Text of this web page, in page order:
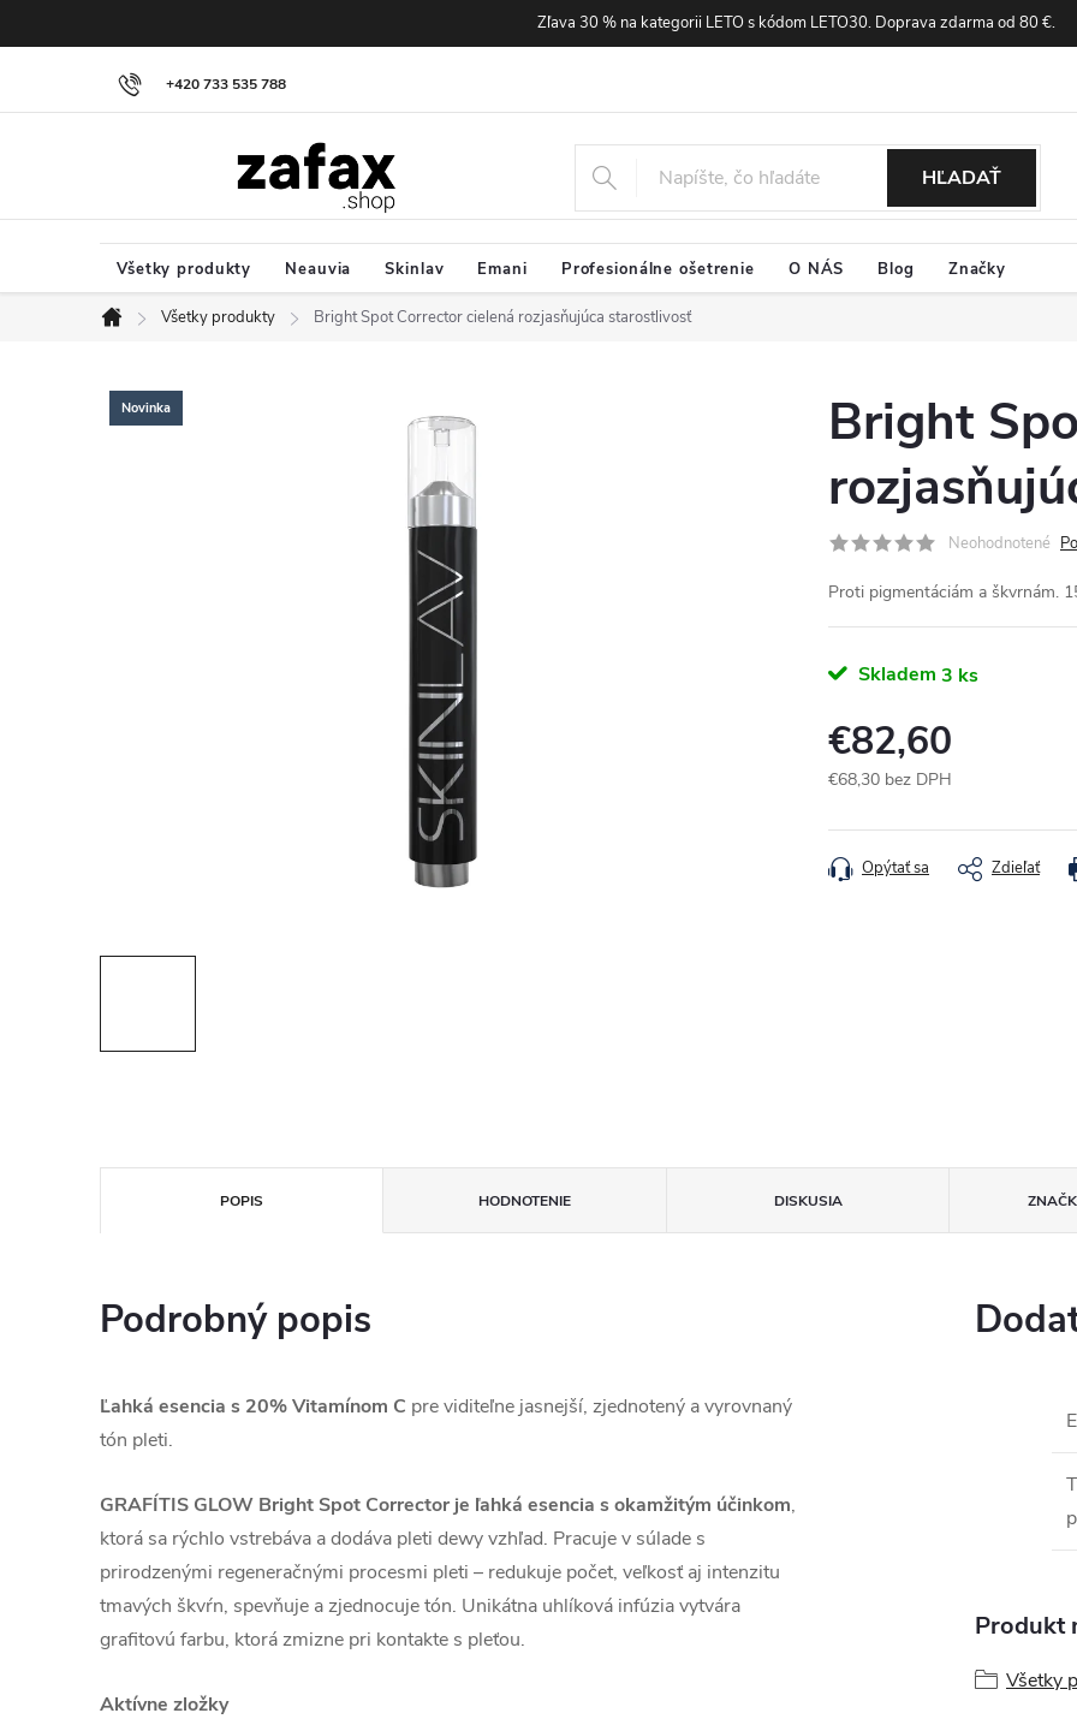
Zľava 30 % na kategorii LETO s kódom LETO30. Doprava zdarma od 80 €.
+420 733 535 788
HĽADAŤ
Všetky produkty Neauvia Skinlav Emani Profesionálne ošetrenie O NÁS Blog Značky
Domov
Všetky produkty Bright Spot Corrector cielená rozjasňujúca starostlivosť
Novinka
Bright
Neohodnotené
Proti pigmentáciám a škvrnám.
Skladem 3 ks
€82,60
€68,30 bez DPH
Opýtať sa Zdieľať
POPIS HODNOTENIE DISKUSIA
Podrobný popis
Ľahká esencia s 20% Vitamínom C pre viditeľne jasnejší, zjednotený a vyrovnaný
tón pleti.
GRAFÍTIS GLOW Bright Spot Corrector je ľahká esencia s okamžitým účinkom,
ktorá sa rýchlo vstrebáva a dodáva pleti dewy vzhľad. Pracuje v súlade s
prirodzenými regeneračnými procesmi pleti – redukuje počet, veľkosť aj intenzitu
tmavých škvŕn, spevňuje a zjednocuje tón. Unikátna uhlíková infúzia vytvára
grafitovú farbu, ktorá zmizne pri kontakte s pleťou.
Aktívne zložky
Produkt
Všetky